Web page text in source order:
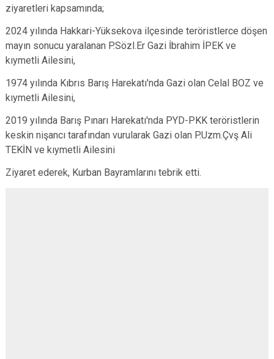
Halfeti
Harran
Hilvan
Karaköprü
ziyaretleri kapsamında;
2024 yılında Hakkari-Yüksekova ilçesinde teröristlerce döşen
mayın sonucu yaralanan P.Sözl.Er Gazi İbrahim İPEK ve
kıymetli Ailesini,
1974 yılında Kıbrıs Barış Harekatı'nda Gazi olan Celal BOZ ve
kıymetli Ailesini,
2019 yılında Barış Pınarı Harekatı'nda PYD-PKK teröristlerin
keskin nişancı tarafından vurularak Gazi olan P.Uzm.Çvş Ali
TEKİN ve kıymetli Ailesini
Ziyaret ederek, Kurban Bayramlarını tebrik etti.